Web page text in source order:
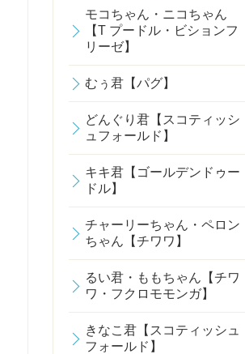
モコちゃん・ニコちゃん
【T プードル・ビションフ
リーゼ】
むぅ君【パグ】
どんぐり君【スコティッシ
ュフォールド】
キキ君【ゴールデンドゥー
ドル】
チャーリーちゃん・ペロン
ちゃん【チワワ】
るい君・ももちゃん【チワ
ワ・フクロモモンガ】
きなこ君【スコティッシュ
フォールド】